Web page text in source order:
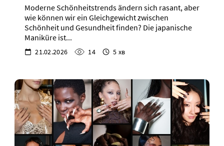
Moderne Schönheitstrends ändern sich rasant, aber
wie können wir ein Gleichgewicht zwischen
Schönheit und Gesundheit finden? Die japanische
Maniküre ist...
21.02.2026 14 5 хв